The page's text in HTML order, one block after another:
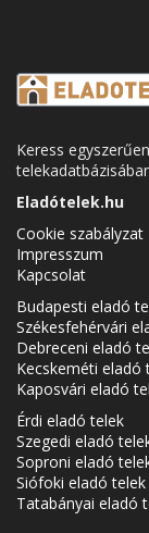
Keress
Eladótelek.hu
Cookie szabályzat
Impresszum
Kapcsolat
Budapesti eladó
Székesfehérvári
Debreceni eladó
Kecskeméti eladó
Kaposvári eladó
Érdi eladó telek
Szegedi eladó
Soproni eladó
Siófoki eladó telek
Tatabányai eladó